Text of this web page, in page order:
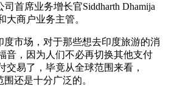
司首席业务增长官Siddharth Dhamija
大商户业务主管。
市场，对于那些想去印度旅游的消
音，因为人们不必再切换其他支付
交易了，毕竟从全球范围来看，
还是十分广泛的。